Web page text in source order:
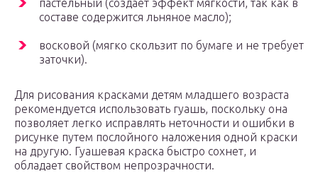
пастельный (создает эффект мягкости, так как в
составе содержится льняное масло);
восковой (мягко скользит по бумаге и не требует
заточки).
Для рисования красками детям младшего возраста
рекомендуется использовать гуашь, поскольку она
позволяет легко исправлять неточности и ошибки в
рисунке путем послойного наложения одной краски
на другую. Гуашевая краска быстро сохнет, и
обладает свойством непрозрачности.